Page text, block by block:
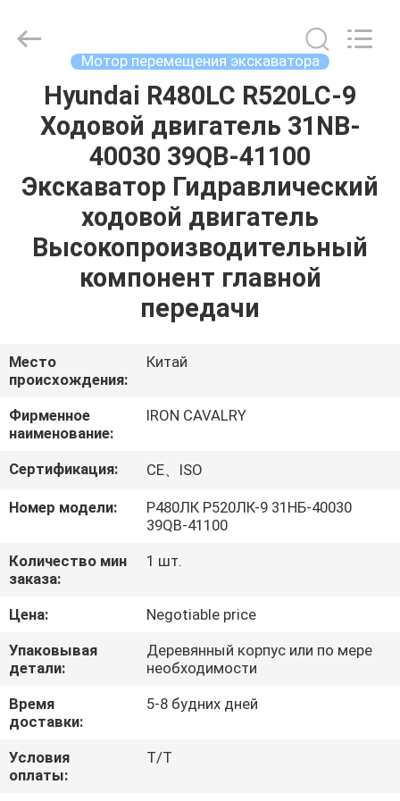
ГЛАВНАЯ
СТРАНИЦА
ПРОДУКЦИЯ
РОЛИКИ
ШОУ
О
КОМПАНИИ
НАША
КОНТРОЛЬ
КАЧЕСТВА
КОНТАКТНЫЕ
ДАННЫЕ
НОВОСТИ
Мотор перемещения экскаватора
Hyundai R480LC R520LC-9
Ходовой двигатель 31NB-
40030 39QB-41100
Экскаватор Гидравлический
ходовой двигатель
Высокопроизводительный
компонент главной
передачи
Место
происхождения:
Китай
Фирменное
наименование:
IRON CAVALRY
Сертификация: CE、ISO
Номер модели:
Р480ЛК Р520ЛК-9 31НБ-40030
39QB-41100
Количество мин
заказа:
1 шт.
Цена:
Negotiable price
Упаковывая
детали:
Деревянный корпус или по мере
необходимости
Время
доставки:
5-8 будних дней
Условия
оплаты:
Т/Т